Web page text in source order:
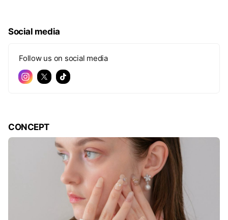
e
Social media
Follow us on social media
CONCEPT